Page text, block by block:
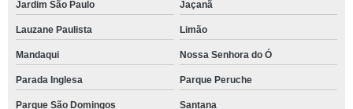
Jardim São Paulo Jaçanã
Lauzane Paulista Limão
Mandaqui Nossa Senhora do Ó
Parada Inglesa Parque Peruche
Parque São Domingos Santana